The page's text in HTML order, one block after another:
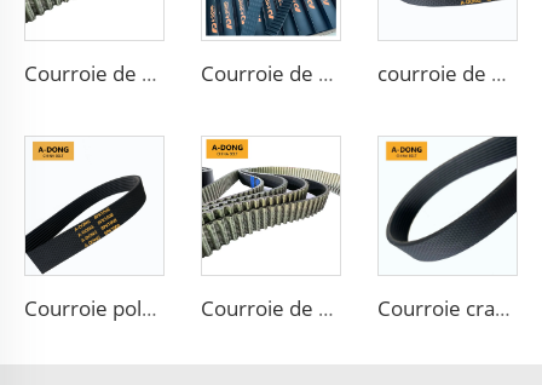
Courroie de transmission automatique Nouveau produit Personnalisable Matériau en caoutchouc OEM Courroie de distribution A-DONG 88ZA19 fabriquée dans une usine chinoise, avec bonne résistance à l'huile et à la chaleur courroie de ventilateur automobile 3PK 4PK 5PK 6PK 7PK 8PK 9PK 10PK 11PK 12PK, courroie V
Courroie poly-V multi-rainures A-DONG pour ventilateur de voiture, courroies de transmission en caoutchouc pour alimentation automatique Courroie de distribution moteur Courroie crantée en caoutchouc à prix d'usine 6PK Courroies de ventilateur